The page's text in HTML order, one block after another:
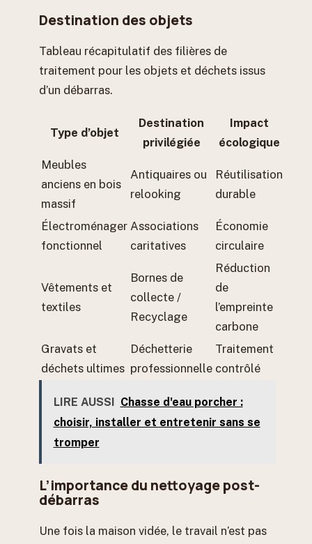
Destination des objets
Tableau récapitulatif des filières de
traitement pour les objets et déchets issus
d’un débarras.
Type d’objet
Destination
privilégiée
Impact
écologique
Meubles
anciens en bois
massif
Antiquaires ou
relooking
Réutilisation
durable
Électroménager
fonctionnel
Associations
caritatives
Économie
circulaire
Vêtements et
textiles
Bornes de
collecte /
Recyclage
Réduction
de
l’empreinte
carbone
Gravats et
déchets ultimes
Déchetterie
professionnelle
Traitement
contrôlé
LIRE AUSSI Chasse d'eau porcher :
choisir, installer et entretenir sans se
tromper
L’importance du nettoyage post-
débarras
Une fois la maison vidée, le travail n’est pas